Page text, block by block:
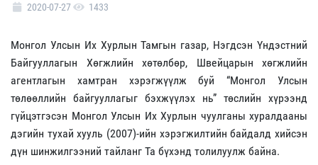
2020-07-27 1433
Монгол Улсын Их Хурлын Тамгын газар, Нэгдсэн Үндэстний
Байгууллагын Хөгжлийн хөтөлбөр, Швейцарын хөгжлийн
агентлагын хамтран хэрэгжүүлж буй “Монгол Улсын
төлөөллийн байгууллагыг бэхжүүлэх нь” төслийн хүрээнд
гүйцэтгэсэн Монгол Улсын Их Хурлын чуулганы хуралдааны
дэгийн тухай хууль (2007)-ийн хэрэгжилтийн байдалд хийсэн
дүн шинжилгээний тайланг Та бүхэнд толилуулж байна.